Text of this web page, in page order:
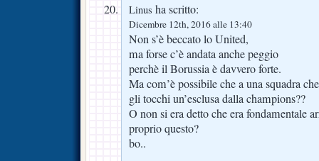
Linus ha scritto:
Dicembre 12th, 2016 alle 13:40
Non s’è beccato lo United,
ma forse c’è andata anche peggio
perchè il Borussia è davvero forte.
Ma com’è possibile che a una squadra
gli tocchi un’esclusa dalla champions??
O non si era detto che era fondamentale
proprio questo?
bo..